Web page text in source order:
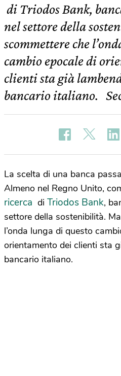
di Triodos Bank,
nel settore della
scommettere che
cambio epocale di
clienti sta già
bancario italiano.
La scelta di una banca
Almeno nel Regno Unito,
ricerca di Triodos Bank,
settore della sostenibilità.
l’onda lunga di questo
orientamento dei clienti sta
bancario italiano.